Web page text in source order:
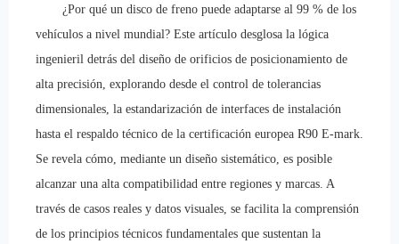
¿Por qué un disco de freno puede adaptarse al 99 % de los
vehículos a nivel mundial? Este artículo desglosa la lógica
ingenieril detrás del diseño de orificios de posicionamiento de
alta precisión, explorando desde el control de tolerancias
dimensionales, la estandarización de interfaces de instalación
hasta el respaldo técnico de la certificación europea R90 E-mark.
Se revela cómo, mediante un diseño sistemático, es posible
alcanzar una alta compatibilidad entre regiones y marcas. A
través de casos reales y datos visuales, se facilita la comprensión
de los principios técnicos fundamentales que sustentan la